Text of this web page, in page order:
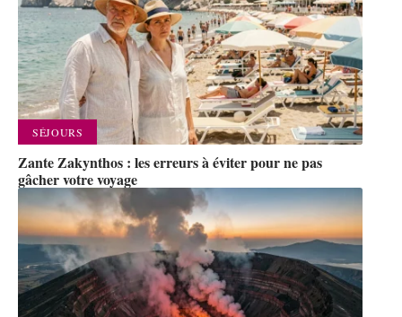
SÉJOURS
Zante Zakynthos : les erreurs à éviter pour ne pas
gâcher votre voyage